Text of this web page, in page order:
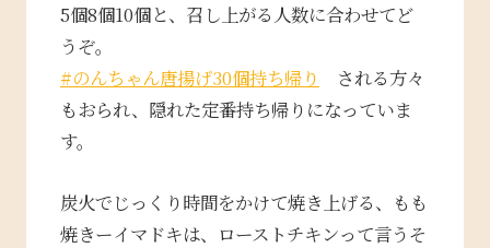
5個8個10個と、召し上がる人数に合わせてど
うぞ。
#のんちゃん唐揚げ30個持ち帰り
される方々
もおられ、隠れた定番持ち帰りになっていま
す。
炭火でじっくり時間をかけて焼き上げる、もも
焼きーイマドキは、ローストチキンって言うそ